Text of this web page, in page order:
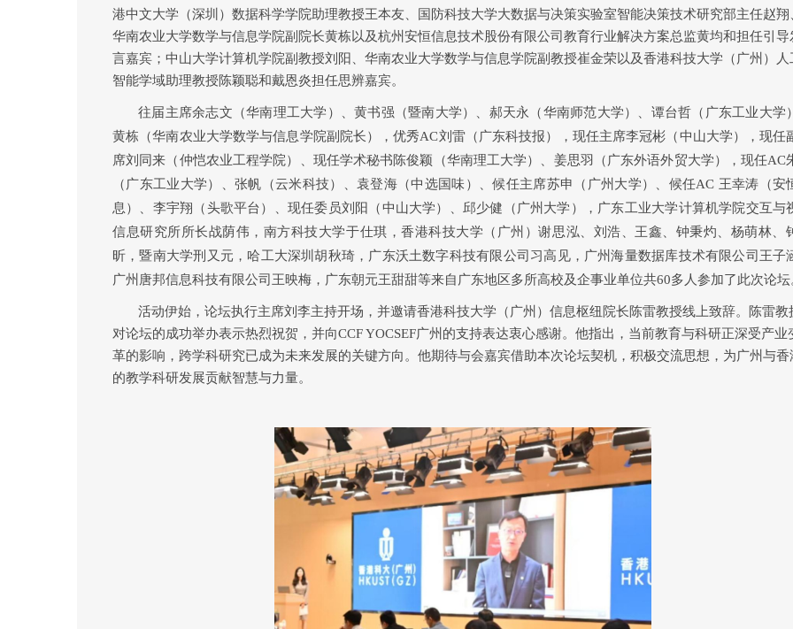
港中文大学（深圳）数据科学学院助理教授王本友、国防科技大学大数据与决策实验室智能决策技术研究部主任赵翔
华南农业大学数学与信息学院副院长黄栋以及杭州安恒信息技术股份有限公司教育行业解决方案总监黄均和担任引导
言嘉宾； 中山大学计算机学院副教授刘阳、华南农业大学数学与信息学院副教授崔金荣以及香港科技大学（广州）人
智能学域助理教授陈颖聪和戴恩炎担任思辨嘉宾。
往届主席余志文（华南理工大学）、黄书强（暨南大学）、郝天永（华南师范大学）、谭台哲（广东工业大学
黄栋（华南农业大学数学与信息学院副院长），优秀AC刘雷（广东科技报），现任主席李冠彬（中山大学），现任
席刘同来（仲恺农业工程学院）、现任学术秘书陈俊颖（华南理工大学）、姜思羽（广东外语外贸大学），现任AC
（广东工业大学）、张帆（云米科技）、袁登海（中选国味）、候任主席苏申（广州大学）、候任AC 王幸涛（安
息）、李宇翔（头歌平台）、现任委员刘阳（中山大学）、邱少健（广州大学）
， 广东工业大学计算机学院交互与
信息研究所所长战荫伟 ， 南方科技大学于仕琪 ，香港科技大学（广州）谢思泓、刘浩、王鑫、钟秉灼、杨萌林、
昕 ，暨南大学刑又元 ， 哈工大深圳胡秋琦 ， 广东沃土数字科技有限公司习高见， 广州海量数据库技术有限公司王子
广州唐邦信息科技有限公司王映梅 ， 广东朝元王甜甜等来自广东地区多所高校及企事业单位共60多人参加了此次论坛
活动伊始，论坛执行主席刘李主持开场，并邀请香港科技大学（广州）信息枢纽院长陈雷教授线上致辞。陈雷教
对论坛的成功举办表示热烈祝贺，并向CCF YOCSEF广州的支持表达衷心感谢。他指出，当前教育与科研正深受产业
革的影响，跨学科研究已成为未来发展的关键方向。他期待与会嘉宾借助本次论坛契机，积极交流思想，为广州与香
的教学科研发展贡献智慧与力量。